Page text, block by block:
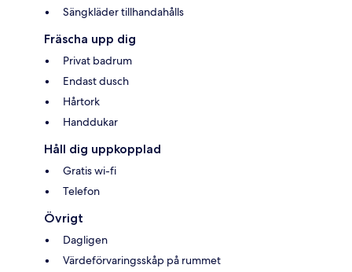
Sängkläder tillhandahålls
Fräscha upp dig
Privat badrum
Endast dusch
Hårtork
Handdukar
Håll dig uppkopplad
Gratis wi-fi
Telefon
Övrigt
Dagligen
Värdeförvaringsskåp på rummet